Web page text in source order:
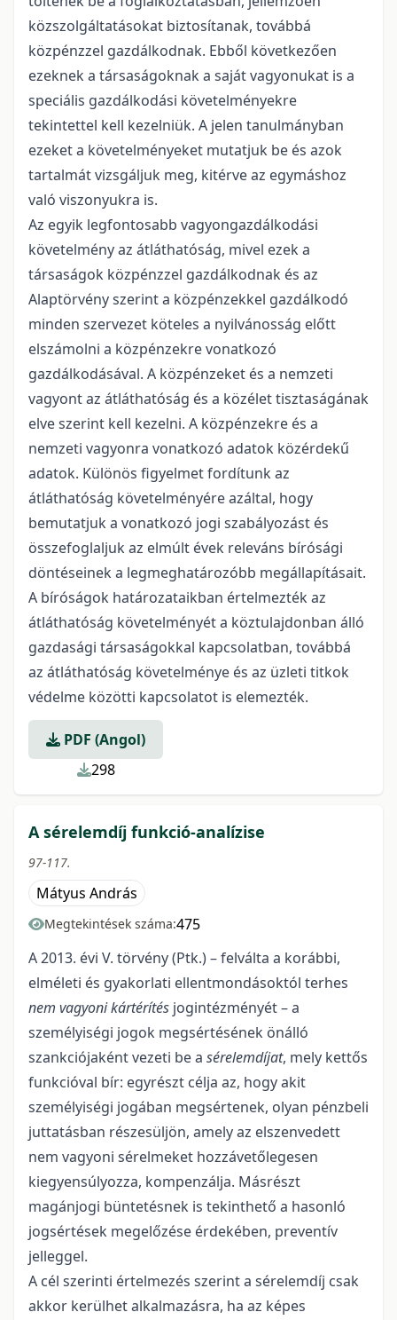
közszolgáltatásokat biztosítanak, továbbá
közpénzzel gazdálkodnak. Ebből következően
ezeknek a társaságoknak a saját vagyonukat is a
speciális gazdálkodási követelményekre
tekintettel kell kezelniük. A jelen tanulmányban
ezeket a követelményeket mutatjuk be és azok
tartalmát vizsgáljuk meg, kitérve az egymáshoz
való viszonyukra is.
Az egyik legfontosabb vagyongazdálkodási
követelmény az átláthatóság, mivel ezek a
társaságok közpénzzel gazdálkodnak és az
Alaptörvény szerint a közpénzekkel gazdálkodó
minden szervezet köteles a nyilvánosság előtt
elszámolni a közpénzekre vonatkozó
gazdálkodásával. A közpénzeket és a nemzeti
vagyont az átláthatóság és a közélet tisztaságának
elve szerint kell kezelni. A közpénzekre és a
nemzeti vagyonra vonatkozó adatok közérdekű
adatok. Különös figyelmet fordítunk az
átláthatóság követelményére azáltal, hogy
bemutatjuk a vonatkozó jogi szabályozást és
összefoglaljuk az elmúlt évek releváns bírósági
döntéseinek a legmeghatározóbb megállapításait.
A bíróságok határozataikban értelmezték az
átláthatóság követelményét a köztulajdonban álló
gazdasági társaságokkal kapcsolatban, továbbá
az átláthatóság követelménye és az üzleti titkok
védelme közötti kapcsolatot is elemezték.
PDF (Angol)
298
A sérelemdíj funkció-analízise
97-117.
Mátyus András
Megtekintések száma:475
A 2013. évi V. törvény (Ptk.) – felválta a korábbi,
elméleti és gyakorlati ellentmondásoktól terhes
nem vagyoni kártérítés jogintézményét – a
személyiségi jogok megsértésének önálló
szankciójaként vezeti be a sérelemdíjat, mely kettős
funkcióval bír: egyrészt célja az, hogy akit
személyiségi jogában megsértenek, olyan pénzbeli
juttatásban részesüljön, amely az elszenvedett
nem vagyoni sérelmeket hozzávetőlegesen
kiegyensúlyozza, kompenzálja. Másrészt
magánjogi büntetésnek is tekinthető a hasonló
jogsértések megelőzése érdekében, preventív
jelleggel.
A cél szerinti értelmezés szerint a sérelemdíj csak
akkor kerülhet alkalmazásra, ha az képes